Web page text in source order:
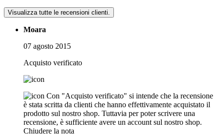
Visualizza tutte le recensioni clienti.
Moara
07 agosto 2015
Acquisto verificato
Con "Acquisto verificato" si intende che la recensione
è stata scritta da clienti che hanno effettivamente acquistato il
prodotto sul nostro shop. Tuttavia per poter scrivere una
recensione, è sufficiente avere un account sul nostro shop.
Chiudere la nota